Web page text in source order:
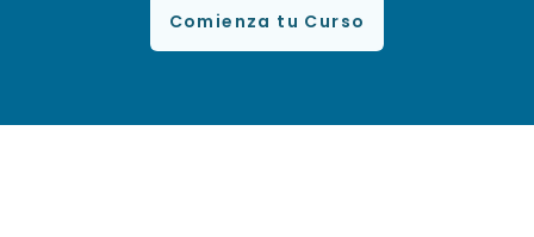
Comienza tu Curso